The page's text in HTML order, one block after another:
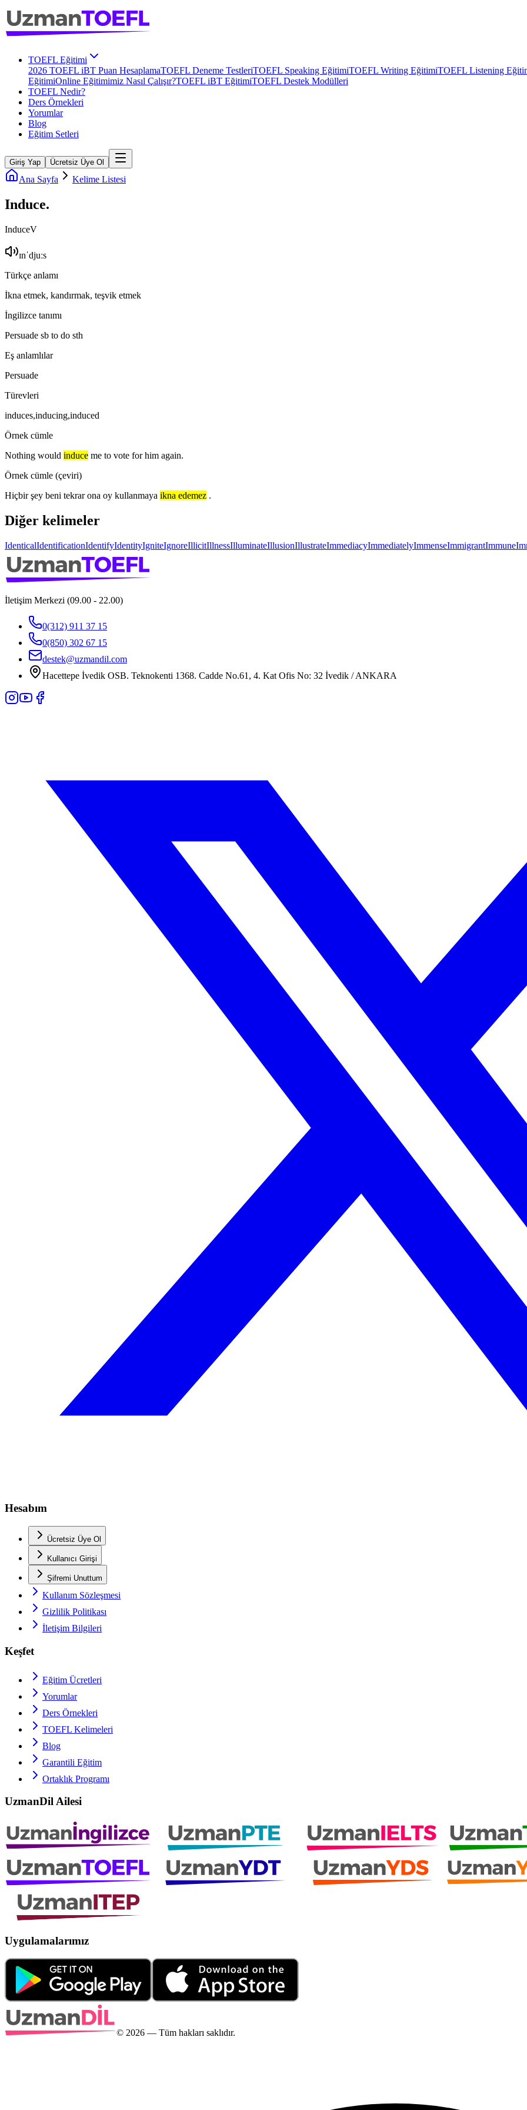
TOEFL Eğitimi
2026 TOEFL iBT Puan HesaplamaTOEFL Deneme TestleriTOEFL Speaking EğitimiTOEFL Writing EğitimiTOEFL Listening
EğitimiOnline Eğitimimiz Nasıl Çalışır?TOEFL iBT EğitimiTOEFL Destek Modülleri
TOEFL Nedir?
Ders Örnekleri
Yorumlar
Blog
Eğitim Setleri
Giriş Yap Ücretsiz Üye Ol
Ana Sayfa Kelime Listesi
Induce.
InduceV
ɪnˈdjuːs
Türkçe anlamı
İkna etmek, kandırmak, teşvik etmek
İngilizce tanımı
Persuade sb to do sth
Eş anlamlılar
Persuade
Türevleri
induces,inducing,induced
Örnek cümle
Nothing would induce me to vote for him again.
Örnek cümle (çeviri)
Hiçbir şey beni tekrar ona oy kullanmaya ikna edemez .
Diğer kelimeler
IdenticalIdentificationIdentifyIdentityIgniteIgnoreIllicitIllnessIlluminateIllusionIllustrateImmediacyImmediatelyImmenseImmigrantImmune
İletişim Merkezi (09.00 - 22.00)
0(312) 911 37 15
0(850) 302 67 15
destek@uzmandil.com
Hacettepe İvedik OSB. Teknokenti 1368. Cadde No.61, 4. Kat Ofis No: 32 İvedik / ANKARA
Hesabım
Ücretsiz Üye Ol
Kullanıcı Girişi
Şifremi Unuttum
Kullanım Sözleşmesi
Gizlilik Politikası
İletişim Bilgileri
Keşfet
Eğitim Ücretleri
Yorumlar
Ders Örnekleri
TOEFL Kelimeleri
Blog
Garantili Eğitim
Ortaklık Programı
UzmanDil Ailesi
Uygulamalarımız
© 2026 — Tüm hakları saklıdır.